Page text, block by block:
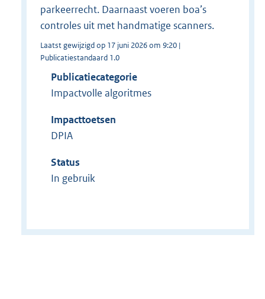
parkeerrecht. Daarnaast voeren boa’s
controles uit met handmatige scanners.
Laatst gewijzigd op 17 juni 2026 om 9:20 |
Publicatiestandaard 1.0
Publicatiecategorie
Impactvolle algoritmes
Impacttoetsen
DPIA
Status
In gebruik